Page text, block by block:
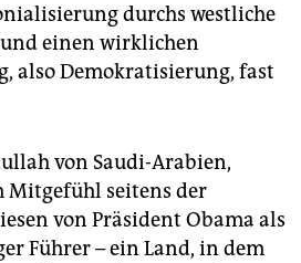
durchs westliche
einen wirklichen
also Demokratisierung, fast
von Saudi-Arabien,
Mitgefühl seitens der
von Präsident Obama als
Führer – ein Land, in dem